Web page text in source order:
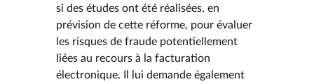
si des études ont été réalisées, en
prévision de cette réforme, pour évaluer
les risques de fraude potentiellement
liées au recours à la facturation
électronique. Il lui demande également